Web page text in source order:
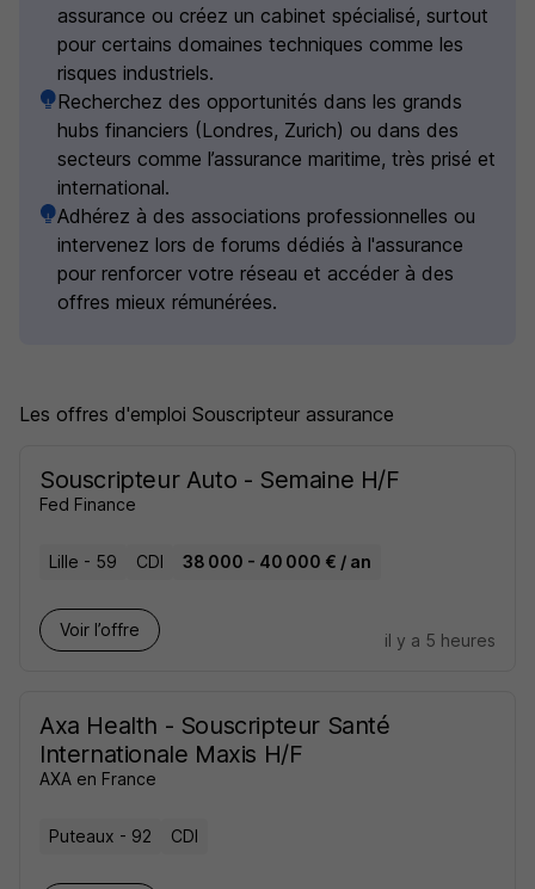
assurance ou créez un cabinet spécialisé, surtout
pour certains domaines techniques comme les
risques industriels.
Recherchez des opportunités dans les grands
hubs financiers (Londres, Zurich) ou dans des
secteurs comme l’assurance maritime, très prisé et
international.
Adhérez à des associations professionnelles ou
intervenez lors de forums dédiés à l'assurance
pour renforcer votre réseau et accéder à des
offres mieux rémunérées.
Les offres d'emploi Souscripteur assurance
Souscripteur Auto - Semaine H/F
Fed Finance
Lille - 59 CDI 38 000 - 40 000 € / an
Voir l’offre
il y a 5 heures
Axa Health - Souscripteur Santé
Internationale Maxis H/F
AXA en France
Puteaux - 92 CDI